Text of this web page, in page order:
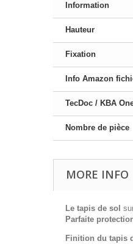
Information
Hauteur
Fixation
Info Amazon
TecDoc / KBA
Nombre de pièce
MORE INFO
Le tapis de sol
Parfaite
Finition du tapis